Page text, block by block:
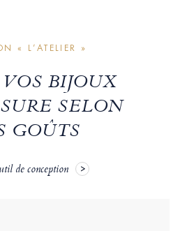
« L’ATELIER »
BIJOUX
SELON
GOÛTS
de conception